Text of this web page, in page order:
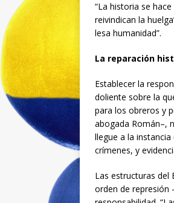
“La historia se
reivindican la
lesa humanidad”.
La reparación
Establecer la
doliente sobre la
para los obreros y
abogada Román–,
llegue a la
crímenes, y
Las estructuras del
orden de represión